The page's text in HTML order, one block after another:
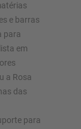
e barras
para
em
a Rosa
das
para